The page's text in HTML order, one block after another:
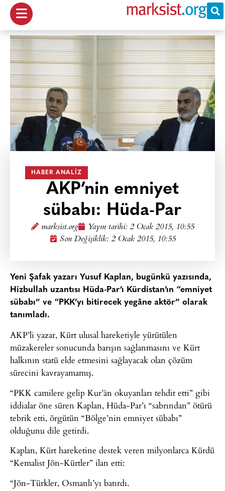
HABER ANALIZ
AKP’nin emniyet
sübabı: Hüda-Par
marksist.org Yayın tarihi: 2 Ocak 2015, 10:55
Son Değişiklik: 2 Ocak 2015, 10:55
Yeni Şafak yazarı Yusuf Kaplan, bugünkü yazısında,
Hizbullah uzantısı Hüda-Par’ı Kürdistan’ın “emniyet
sübabı” ve “PKK’yı bitirecek yegâne aktör” olarak
tanımladı.
AKP’li yazar, Kürt ulusal hareketiyle yürütülen
müzakereler sonucunda barışın sağlanmasını ve Kürt
halkının statü elde etmesini sağlayacak olan çözüm
sürecini kavrayamamış.
“PKK camilere gelip Kur’ân okuyanları tehdit etti” gibi
iddialar öne süren Kaplan, Hüda-Par’ı “sabrından” ötürü
tebrik etti, örgütün “Bölge’nin emniyet sübabı”
olduğunu dile getirdi.
Kaplan, Kürt hareketine destek veren milyonlarca Kürdü
“Kemalist Jön-Kürtler” ilan etti:
“Jön-Türkler, Osmanlı’yı batırdı.